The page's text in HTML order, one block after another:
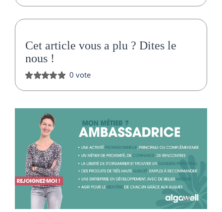
Cet article vous a plu ? Dites le
nous !
0 vote